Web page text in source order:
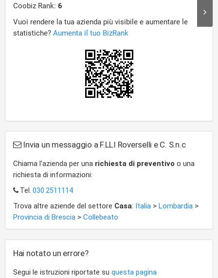
Invia un messaggio a F.LLI Roverselli e C. S.n.c
Chiama l'azienda per una richiesta di preventivo o una
richiesta di informazioni:
Tel. 030 2511114
Trova altre aziende del settore Casa: Italia > Lombardia >
Provincia di Brescia > Collebeato
Hai notato un errore?
Segui le istruzioni riportate su questa pagina